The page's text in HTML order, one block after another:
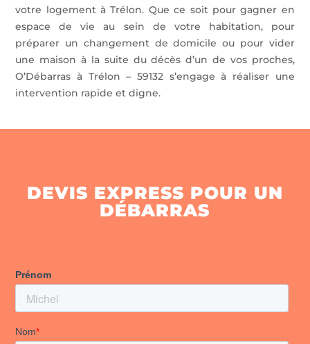
votre logement à Trélon. Que ce soit pour gagner en
espace de vie au sein de votre habitation, pour
préparer un changement de domicile ou pour vider
une maison à la suite du décès d’un de vos proches,
O’Débarras à Trélon – 59132 s’engage à réaliser une
intervention rapide et digne.
DEVIS EXPRESS POUR UN
DÉBARRAS